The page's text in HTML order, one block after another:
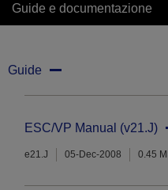
Guide e documentazione
Guide
ESC/VP Manual (v21.J)
e21.J 05-Dec-2008 0.45